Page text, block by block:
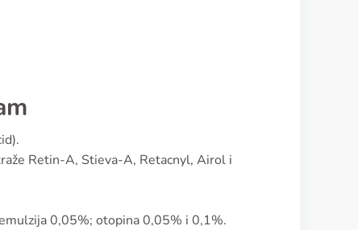
Retin-A, Stieva-A, Retacnyl, Airol i
0,05%; otopina 0,05% i 0,1%.